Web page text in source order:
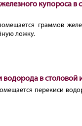
купороса в
граммов
ложку.
водорода в столовой
перекиси